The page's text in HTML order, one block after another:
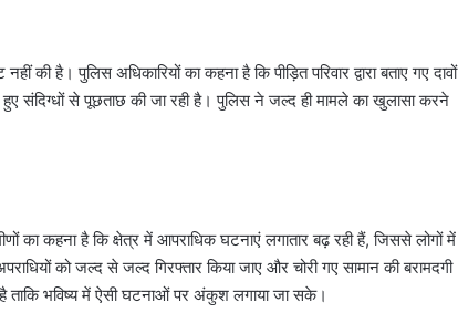
की है। पुलिस अधिकारियों का कहना है कि पीड़ित परिवार द्वारा बताए गए दावों
संदिग्धों से पूछताछ की जा रही है। पुलिस ने जल्द ही मामले का खुलासा करने
का कहना है कि क्षेत्र में आपराधिक घटनाएं लगातार बढ़ रही हैं, जिससे लोगों में
को जल्द से जल्द गिरफ्तार किया जाए और चोरी गए सामान की बरामदगी
ताकि भविष्य में ऐसी घटनाओं पर अंकुश लगाया जा सके।